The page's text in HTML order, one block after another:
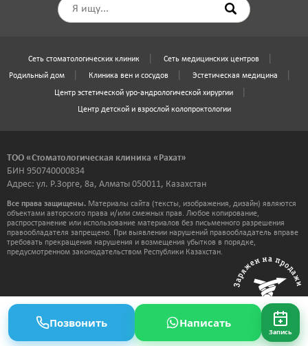
Сеть стоматологических клиник Сеть медицинских центров
Родильный дом Клиника вен и сосудов Эстетическая медицина
Центр эстетической уро-андрологической хирургии
Центр детской и взрослой колопроктологии
ТОО «Стоматологическая клиника «Рахат»
БИН 950740000834
Адрес: ул. Р.Зорге, 8а, Алматы 050011, Казахстан
Все права защищены. Материалы сайта (тексты, изображения, дизайн) являются
объектами авторского права и/или смежных прав. Любое копирование,
распространение или использование материалов без письменного разрешения
правообладателя запрещено. При выявлении нарушений правообладатель вправе
требовать прекращения нарушения и возмещения убытков в порядке,
предусмотренном законодательством Республики Казахстан.
Позвонить Написать
Запись